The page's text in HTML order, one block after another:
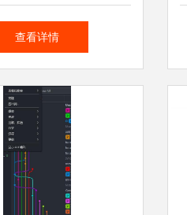
应用
查看详情